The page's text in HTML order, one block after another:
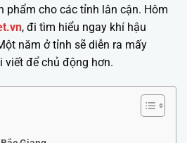
phẩm cho các tỉnh lân cận. Hôm
, đi tìm hiểu ngay khí hậu
năm ở tỉnh sẽ diễn ra mấy
viết để chủ động hơn.